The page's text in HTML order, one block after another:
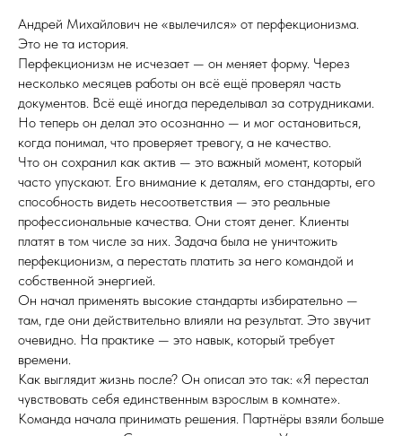
Андрей Михайлович не «вылечился» от перфекционизма.
Это не та история.
Перфекционизм не исчезает — он меняет форму. Через
несколько месяцев работы он всё ещё проверял часть
документов. Всё ещё иногда переделывал за сотрудниками.
Но теперь он делал это осознанно — и мог остановиться,
когда понимал, что проверяет тревогу, а не качество.
Что он сохранил как актив — это важный момент, который
часто упускают. Его внимание к деталям, его стандарты, его
способность видеть несоответствия — это реальные
профессиональные качества. Они стоят денег. Клиенты
платят в том числе за них. Задача была не уничтожить
перфекционизм, а перестать платить за него командой и
собственной энергией.
Он начал применять высокие стандарты избирательно —
там, где они действительно влияли на результат. Это звучит
очевидно. На практике — это навык, который требует
времени.
Как выглядит жизнь после? Он описал это так: «Я перестал
чувствовать себя единственным взрослым в комнате».
Команда начала принимать решения. Партнёры взяли больше